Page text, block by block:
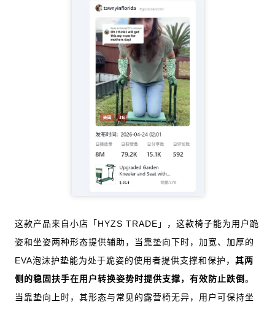
这款产品来自小店「HYZS TRADE」，这款椅子能为用户跪
姿和坐姿两种形态提供辅助，当靠垫向下时，加宽、加厚的
EVA泡沫护垫能为处于跪姿的使用者提供支撑和保护， 其两
侧的稳固扶手在用户转换姿势时提供支撑，有效防止跌倒。
当靠垫向上时，其形态与常见的露营椅无异，用户可保持坐